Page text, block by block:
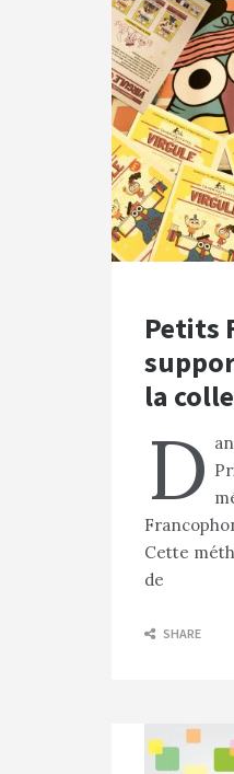
Petits
la
D
Cette
de
SHARE